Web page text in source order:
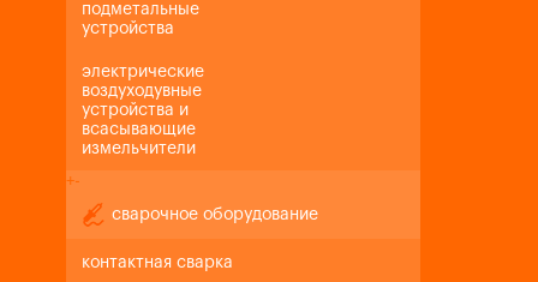
подметальные
устройства
электрические
воздуходувные
устройства и
всасывающие
измельчители
+-
сварочное оборудование
контактная сварка